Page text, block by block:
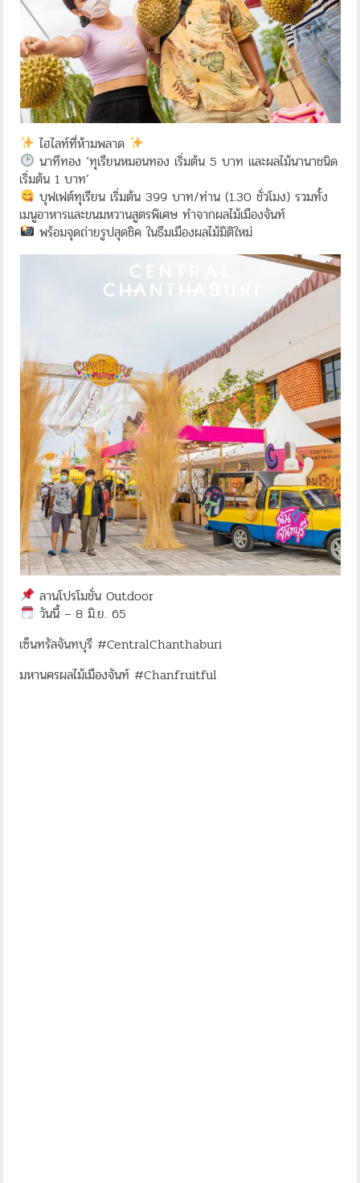
ไฮไลท์ที่ห้ามพลาด
นาทีทอง ‘ทุเรียนหมอนทอง เริ่มต้น 5 บาท และผลไม้นานาชนิด
เริ่มต้น 1 บาท’
บุฟเฟต์ทุเรียน เริ่มต้น 399 บาท/ท่าน (1.30 ชั่วโมง) รวมทั้ง
เมนูอาหารและขนมหวานสูตรพิเศษ ทำจากผลไม้เมืองจันท์
พร้อมจุดถ่ายรูปสุดชิค ในธีมเมืองผลไม้มิติใหม่
ลานโปรโมชั่น Outdoor​
วันนี้ – 8 มิ.ย. 65​
เซ็นทรัลจันทบุรี #CentralChanthaburi
มหานครผลไม้เมืองจันท์ #Chanfruitful